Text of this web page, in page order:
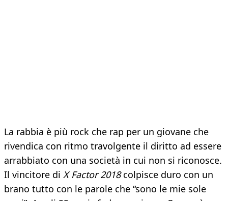
La rabbia è più rock che rap per un giovane che
rivendica con ritmo travolgente il diritto ad essere
arrabbiato con una società in cui non si riconosce.
Il vincitore di X Factor 2018colpisce duro con un
brano tutto con le parole che “sono le mie sole